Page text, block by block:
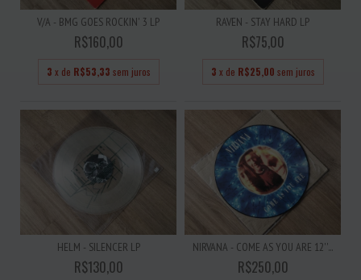
V/A - BMG GOES ROCKIN' 3 LP
R$160,00
3 x de R$53,33 sem juros
RAVEN - STAY HARD LP
R$75,00
3 x de R$25,00 sem juros
HELM - SILENCER LP
R$130,00
NIRVANA - COME AS YOU ARE 12''...
R$250,00